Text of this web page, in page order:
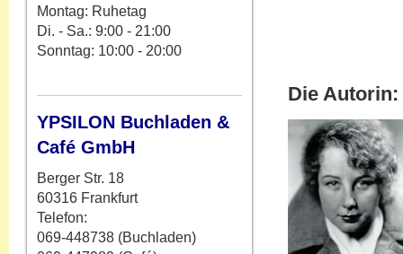
Montag: Ruhetag
Di. - Sa.: 9:00 - 21:00
Sonntag: 10:00 - 20:00
YPSILON Buchladen &
Café GmbH
Berger Str. 18
60316 Frankfurt
Telefon:
069-448738 (Buchladen)
Die Autorin: